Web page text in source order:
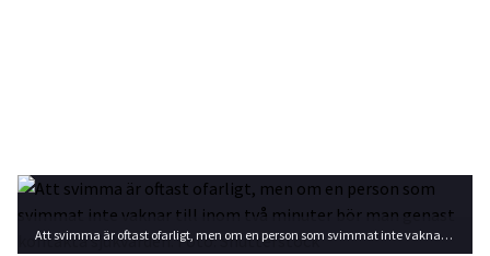
Att svimma är oftast ofarligt, men om en person som svimmat inte vaknar till inom två minuter bör man genast kontakta sjukvården. Foto: Shutterstock